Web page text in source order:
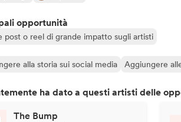
opportunità
post o reel di grande impatto sugli artisti
alla storia sui social media Aggiungere
ha dato a questi artisti delle
The Bump